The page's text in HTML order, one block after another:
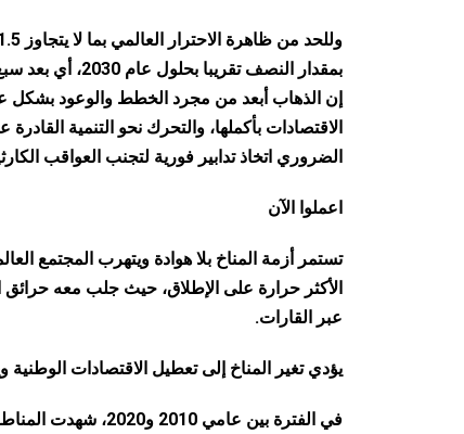
بمقدار النصف تقريبا بحلول عام 2030، أي بعد سبع سنوات فقط. لكننا بعيدون جدا عن المسار الصحيح لتحقيق هذا الهدف.
إن الذهاب أبعد من مجرد الخطط والوعود بشكل
الاقتصادات بأكملها، والتحرك نحو التنمية
الضروري اتخاذ تدابير فورية لتجنب العواقب
اعملوا الآن
الأكثر حرارة على الإطلاق، حيث جلب معه حرائق
عبر القارات.
يؤدي تغير المناخ إلى تعطيل الاقتصادات